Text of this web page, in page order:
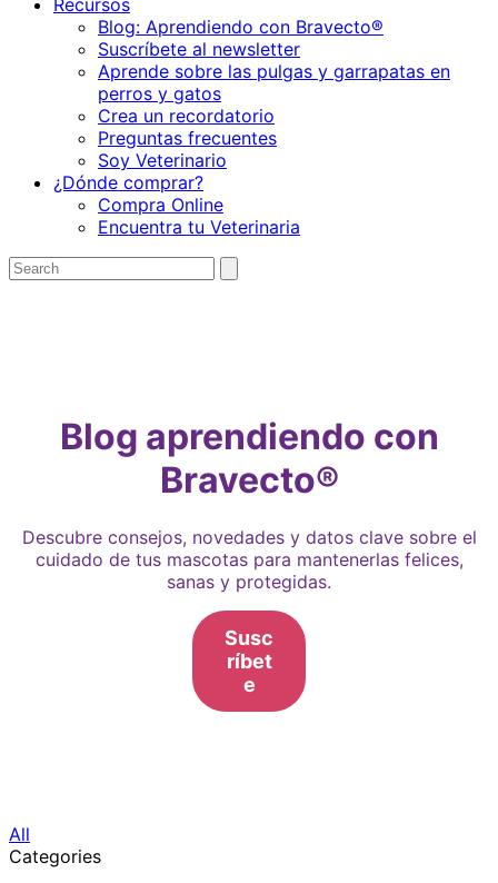
Blog: Aprendiendo con Bravecto®
Suscríbete al newsletter
Aprende sobre las pulgas y garrapatas en
perros y gatos
Crea un recordatorio
Preguntas frecuentes
Soy Veterinario
¿Dónde comprar?
Compra Online
Encuentra tu Veterinaria
Search
for:
search
Blog aprendiendo con
Bravecto®
Descubre consejos, novedades y datos clave sobre el
cuidado de tus mascotas para mantenerlas felices,
sanas y protegidas.
Susc
ríbet
e
All
Categories